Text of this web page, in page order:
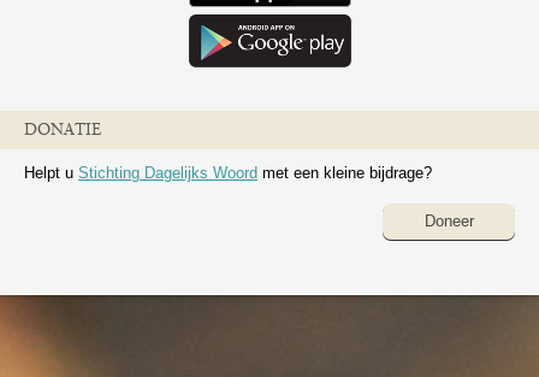
DONATIE
Helpt u Stichting Dagelijks Woord met een kleine bijdrage?
Doneer